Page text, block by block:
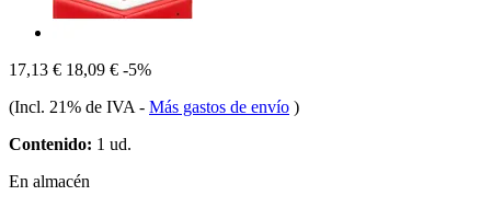
17,13 € 18,09 € -5%
(Incl. 21% de IVA - Más gastos de envío )
Contenido: 1 ud.
En almacén